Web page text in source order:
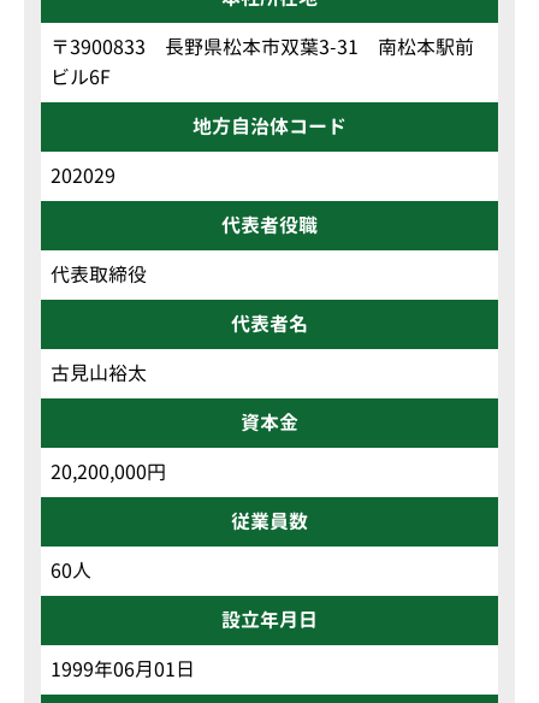
〒3900833 長野県松本市双葉3-31 南松本駅前
ビル6F
地方自治体コード
202029
代表者役職
代表取締役
代表者名
古見山裕太
資本金
20,200,000円
従業員数
60人
設立年月日
1999年06月01日